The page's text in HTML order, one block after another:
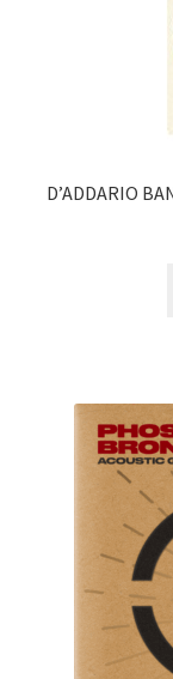
D’ADDARIO